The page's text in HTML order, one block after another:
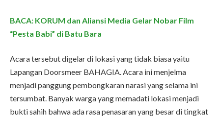
BACA: KORUM dan Aliansi Media Gelar Nobar Film
“Pesta Babi” di Batu Bara
Acara tersebut digelar di lokasi yang tidak biasa yaitu
Lapangan Doorsmeer BAHAGIA. Acara ini menjelma
menjadi panggung pembongkaran narasi yang selama ini
tersumbat. Banyak warga yang memadati lokasi menjadi
bukti sahih bahwa ada rasa penasaran yang besar di tingkat